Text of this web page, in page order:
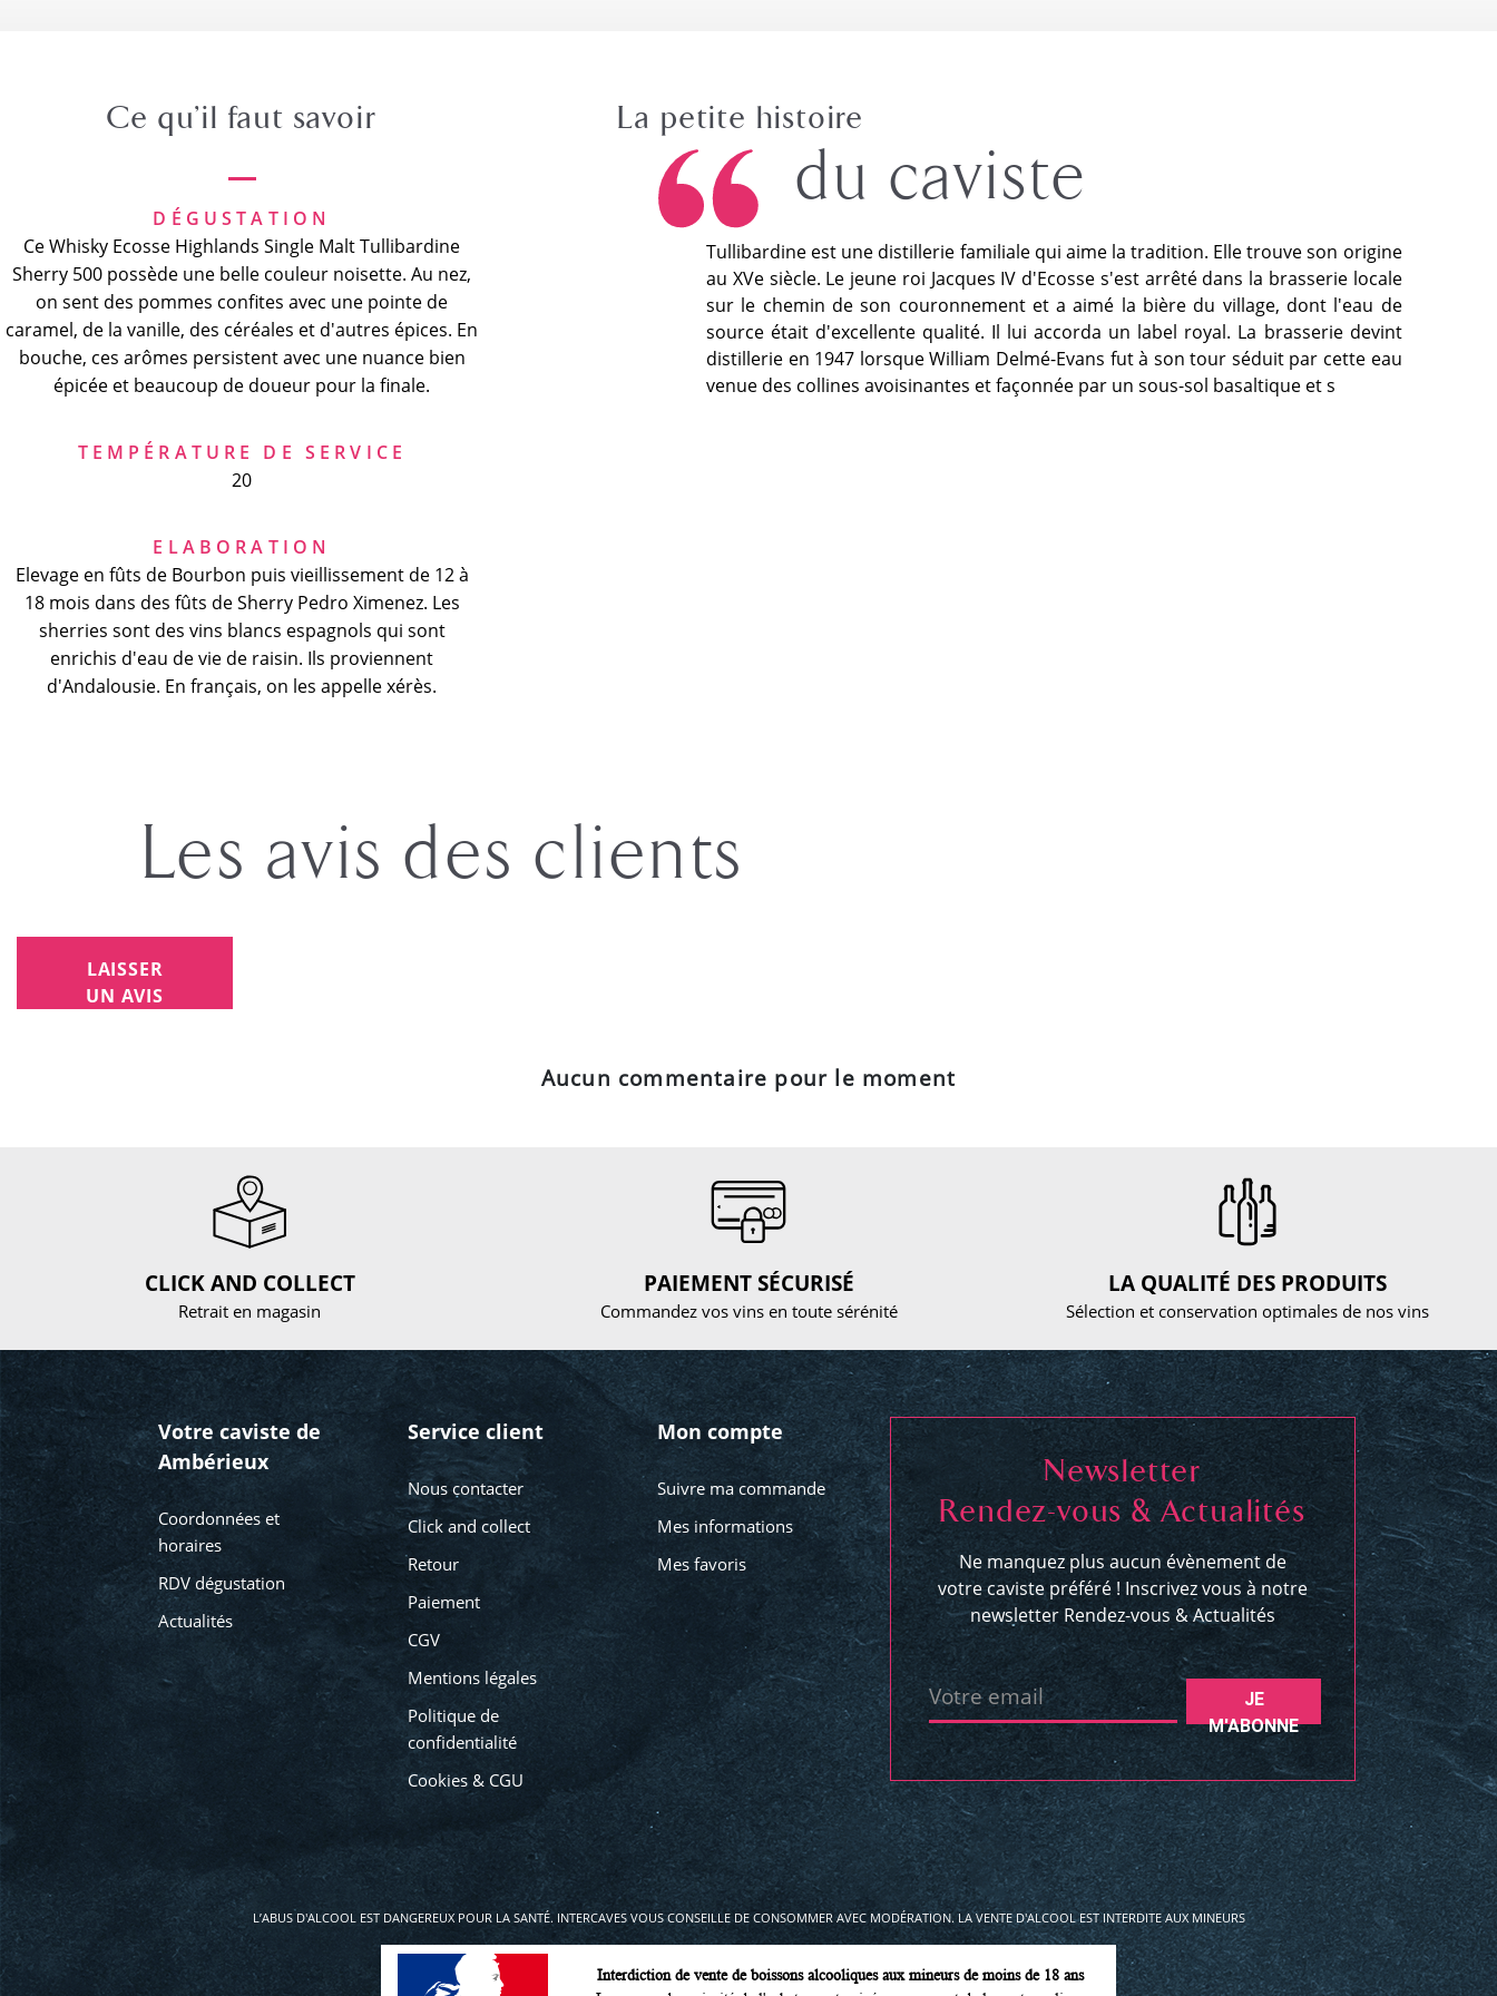
Ce qu’il faut savoir
DÉGUSTATION
Ce Whisky Ecosse Highlands Single Malt Tullibardine
Sherry 500 possède une belle couleur noisette. Au nez,
on sent des pommes confites avec une pointe de
caramel, de la vanille, des céréales et d'autres épices. En
bouche, ces arômes persistent avec une nuance bien
épicée et beaucoup de doueur pour la finale.
TEMPÉRATURE DE SERVICE
20
ELABORATION
Elevage en fûts de Bourbon puis vieillissement de 12 à
18 mois dans des fûts de Sherry Pedro Ximenez. Les
sherries sont des vins blancs espagnols qui sont
enrichis d'eau de vie de raisin. Ils proviennent
d'Andalousie. En français, on les appelle xérès.
La petite histoire
du caviste
Tullibardine est une distillerie familiale qui aime la tradition. Elle trouve son origine
au XVe siècle. Le jeune roi Jacques IV d'Ecosse s'est arrêté dans la brasserie locale
sur le chemin de son couronnement et a aimé la bière du village, dont l'eau de
source était d'excellente qualité. Il lui accorda un label royal. La brasserie devint
distillerie en 1947 lorsque William Delmé-Evans fut à son tour séduit par cette eau
venue des collines avoisinantes et façonnée par un sous-sol basaltique et s
Les avis des clients
LAISSER
UN AVIS
Aucun commentaire pour le moment
CLICK AND COLLECT
Retrait en magasin
PAIEMENT SÉCURISÉ
Commandez vos vins en toute sérénité
LA QUALITÉ DES PRODUITS
Sélection et conservation optimales de nos vins
Votre caviste de
Ambérieux
Coordonnées et
horaires
RDV dégustation
Actualités
Service client
Nous contacter
Click and collect
Retour
Paiement
CGV
Mentions légales
Politique de
confidentialité
Cookies & CGU
Mon compte
Suivre ma commande
Mes informations
Mes favoris
Newsletter
Rendez-vous & Actualités
Ne manquez plus aucun évènement de
votre caviste préféré ! Inscrivez vous à notre
newsletter Rendez-vous & Actualités
Votre email
JE
M'ABONNE
L’ABUS D'ALCOOL EST DANGEREUX POUR LA SANTÉ. INTERCAVES VOUS CONSEILLE DE CONSOMMER AVEC MODÉRATION. LA VENTE D'ALCOOL EST INTERDITE AUX MINEURS
Interdiction de vente de boissons alcooliques aux mineurs de moins de 18 ans